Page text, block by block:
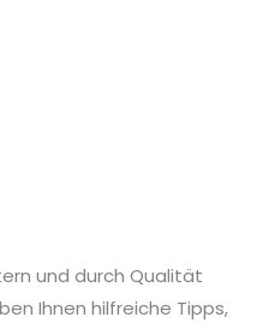
und durch Qualität
Ihnen hilfreiche Tipps,